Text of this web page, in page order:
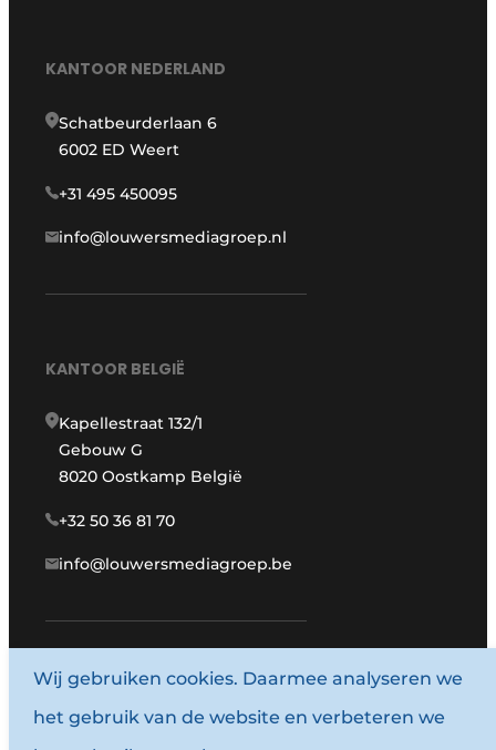
KANTOOR NEDERLAND
Schatbeurderlaan 6
6002 ED Weert
+31 495 450095
info@louwersmediagroep.nl
KANTOOR BELGIË
Kapellestraat 132/1
Gebouw G
8020 Oostkamp België
+32 50 36 81 70
info@louwersmediagroep.be
www.louwersmediagroep.com
© 1987 - 2026 Louwersmediagroep.
Wij gebruiken cookies. Daarmee analyseren we
het gebruik van de website en verbeteren we